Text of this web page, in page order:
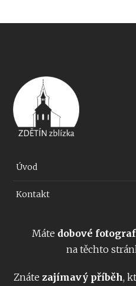
Úvod
Kontakt
Máte dobové
na těchto
Znáte zajímavý příběh,